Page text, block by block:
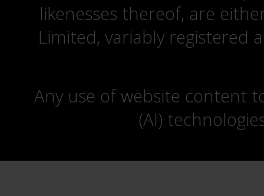
likenesses thereof, are
Limited, variably registered
Any use of website content
(AI)